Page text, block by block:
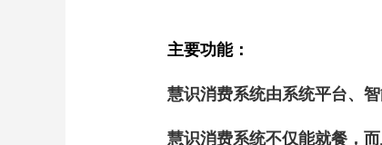
主要功能：
慧识消费系统由系统平台、
慧识消费系统不仅能就餐，